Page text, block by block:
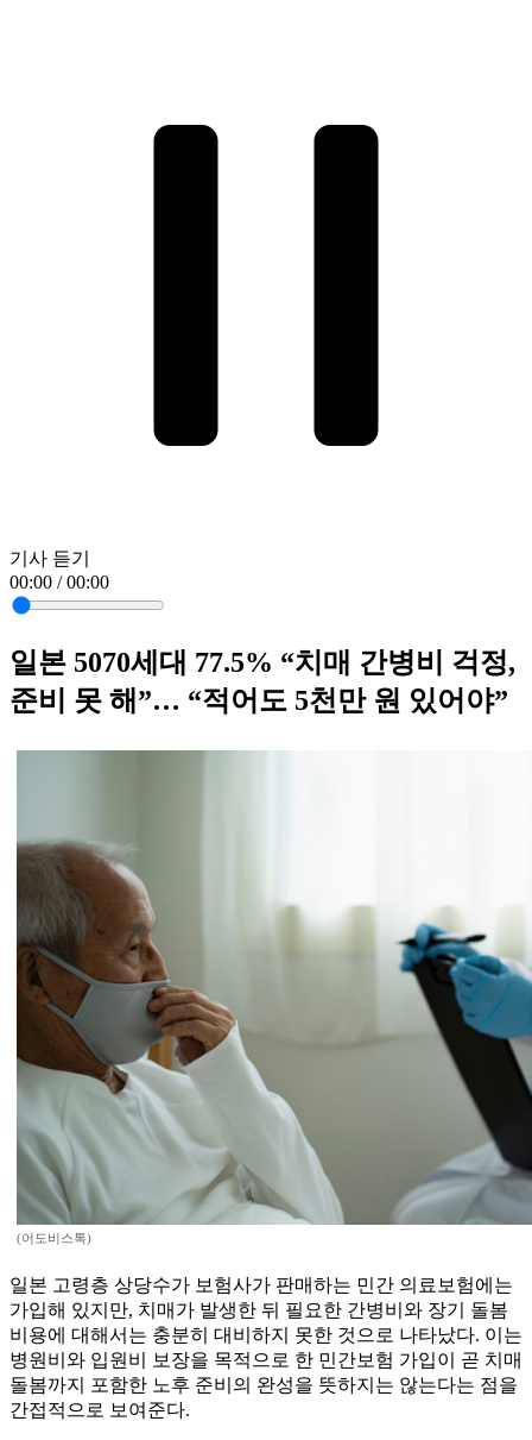
기사 듣기
00:00 / 00:00
일본 5070세대 77.5% “치매 간병비 걱정,
준비 못 해”… “적어도 5천만 원 있어야”
(어도비스톡)
일본 고령층 상당수가 보험사가 판매하는 민간 의료보험에는
가입해 있지만, 치매가 발생한 뒤 필요한 간병비와 장기 돌봄
비용에 대해서는 충분히 대비하지 못한 것으로 나타났다. 이는
병원비와 입원비 보장을 목적으로 한 민간보험 가입이 곧 치매
돌봄까지 포함한 노후 준비의 완성을 뜻하지는 않는다는 점을
간접적으로 보여준다.